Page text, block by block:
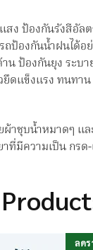
ง ป้องกันรังสีอัลต
ถป้องกันน้ำฝนได้
น ป้องกันยุง ระบ
ดแข็งแรง ทนทาน
าชุบน้ำหมาดๆ แล
าที่มีความเป็น กร
ลดร